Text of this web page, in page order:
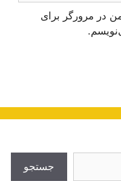
در مرورگر برای
جستجو